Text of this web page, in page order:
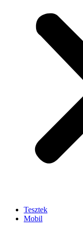
Tesztek
Mobil